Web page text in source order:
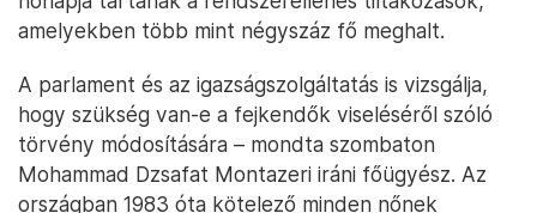
amelyekben több mint négyszáz fő meghalt.
A parlament és az igazságszolgáltatás is vizsgálja,
hogy szükség van-e a fejkendők viseléséről szóló
törvény módosítására – mondta szombaton
Mohammad Dzsafat Montazeri iráni főügyész. Az
országban 1983 óta kötelező minden nőnek